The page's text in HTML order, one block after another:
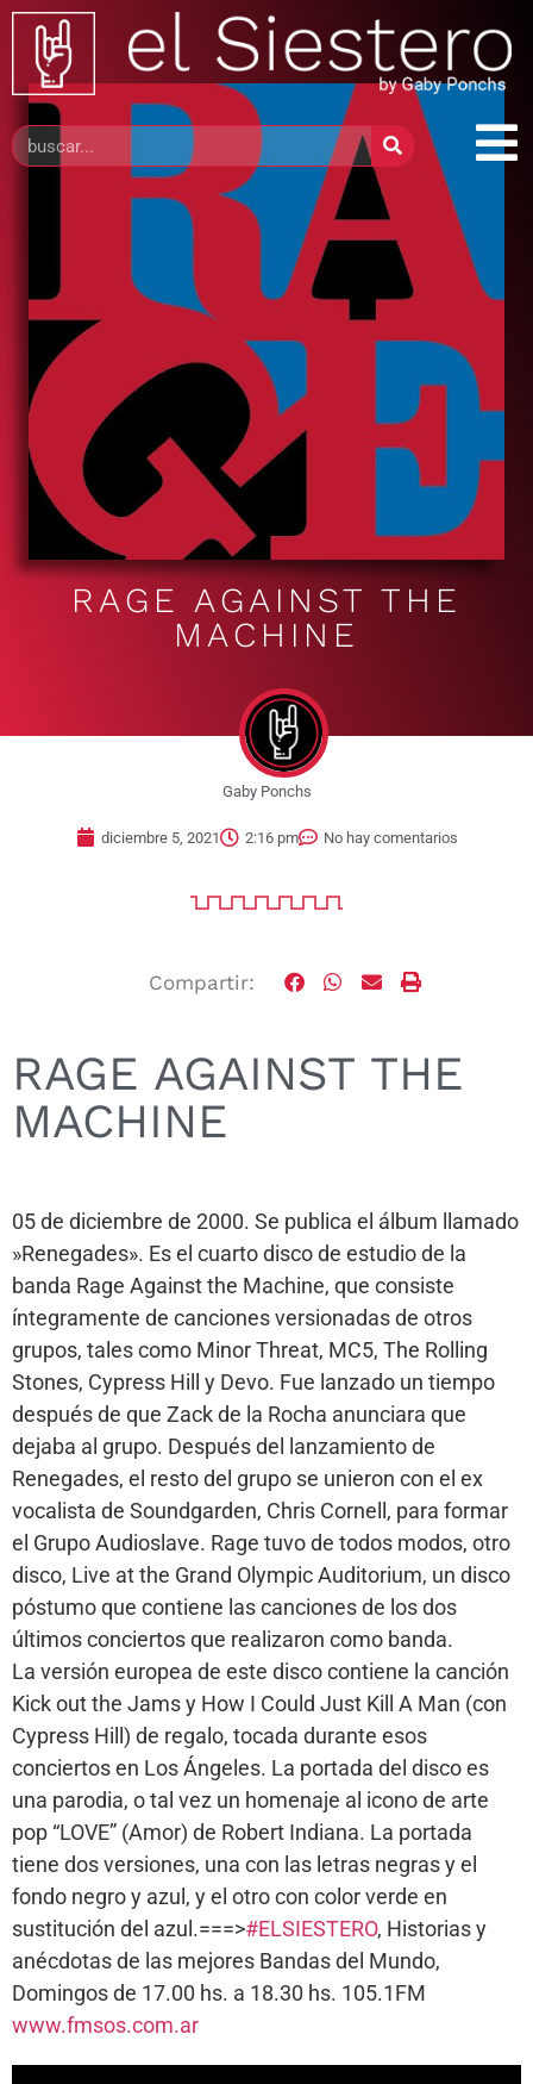
RAGE AGAINST THE
MACHINE
Gaby Ponchs
diciembre 5, 2021 2:16 pm No hay comentarios
Compartir:
RAGE AGAINST THE
MACHINE
05 de diciembre de 2000. Se publica el álbum llamado
»Renegades». Es el cuarto disco de estudio de la
banda Rage Against the Machine, que consiste
íntegramente de canciones versionadas de otros
grupos, tales como Minor Threat, MC5, The Rolling
Stones, Cypress Hill y Devo. Fue lanzado un tiempo
después de que Zack de la Rocha anunciara que
dejaba al grupo. Después del lanzamiento de
Renegades, el resto del grupo se unieron con el ex
vocalista de Soundgarden, Chris Cornell, para formar
el Grupo Audioslave. Rage tuvo de todos modos, otro
disco, Live at the Grand Olympic Auditorium, un disco
póstumo que contiene las canciones de los dos
últimos conciertos que realizaron como banda.
La versión europea de este disco contiene la canción
Kick out the Jams y How I Could Just Kill A Man (con
Cypress Hill) de regalo, tocada durante esos
conciertos en Los Ángeles. La portada del disco es
una parodia, o tal vez un homenaje al icono de arte
pop “LOVE” (Amor) de Robert Indiana. La portada
tiene dos versiones, una con las letras negras y el
fondo negro y azul, y el otro con color verde en
sustitución del azul.===>#ELSIESTERO, Historias y
anécdotas de las mejores Bandas del Mundo,
Domingos de 17.00 hs. a 18.30 hs. 105.1FM
www.fmsos.com.ar